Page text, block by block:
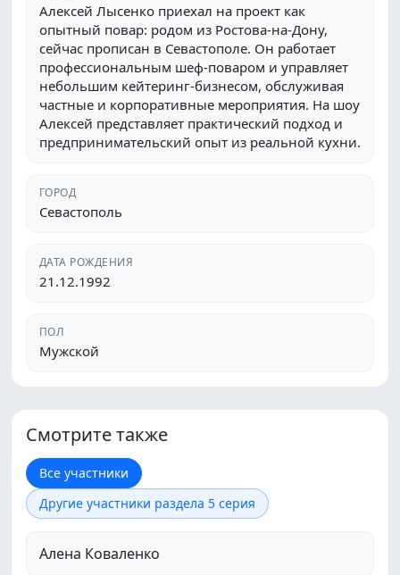
Алексей Лысенко приехал на проект как
опытный повар: родом из Ростова‑на‑Дону,
сейчас прописан в Севастополе. Он работает
профессиональным шеф‑поваром и управляет
небольшим кейтеринг‑бизнесом, обслуживая
частные и корпоративные мероприятия. На шоу
Алексей представляет практический подход и
предпринимательский опыт из реальной кухни.
ГОРОД
Севастополь
ДАТА РОЖДЕНИЯ
21.12.1992
ПОЛ
Мужской
Смотрите также
Все участники
Другие участники раздела 5 серия
Алена Коваленко